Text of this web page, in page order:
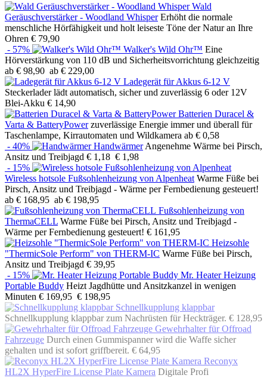
Wald
Geräuschverstärker - Woodland Whisper Erhöht die normale
menschliche Hörfähigkeit und holt leiseste Töne der Natur an Ihre
Ohren € 79,90
- 57%
Walker's Wild Ohr™ Eine
Hörverstärkung von 110 dB und Sicherheitsvorrichtung gleichzeitig
ab € 98,90 ab € 229,00
Ladegerät für Akkus 6-12 V
Steckerlader lädt automatisch, sicher und zuverlässig 6 oder 12V
Blei-Akku € 14,90
Batterien Duracel &
Varta & BatteryPower zuverlässige Energie immer und überall für
Taschenlampe, Kirrautomaten und Wildkamera ab € 0,58
- 40%
Handwärmer Angenehme Wärme bei Pirsch,
Ansitz und Treibjagd € 1,18 € 1,98
- 15%
Wireless hotsole Fußsohlenheizung von Alpenheat Warme Füße bei
Pirsch, Ansitz und Treibjagd - Wärme per Fernbedienung gesteuert!
ab € 168,95 ab € 198,95
Fußsohlenheizung von
ThermaCELL Warme Füße bei Pirsch, Ansitz und Treibjagd -
Wärme per Fernbedienung gesteuert! € 161,95
Heizsohle
"ThermicSole Perform" von THERM-IC Warme Füße bei Pirsch,
Ansitz und Treibjagd € 39,95
- 15%
Mr. Heater Heizung
Portable Buddy Heizt Jagdhütte und Ansitzkanzel in wenigen
Minuten € 169,95 € 198,95
Schnellkupplung klappbar
Schnellkupplung klappbar zum Nachrüsten für Heckträger. € 128,95
Gewehrhalter für Offroad
Fahrzeuge Durch einen Gummispanner wird die Waffe sicher
gehalten und ist sofort griffbereit. € 64,95
Reconyx
HL2X HyperFire License Plate Kamera Digitale Profi